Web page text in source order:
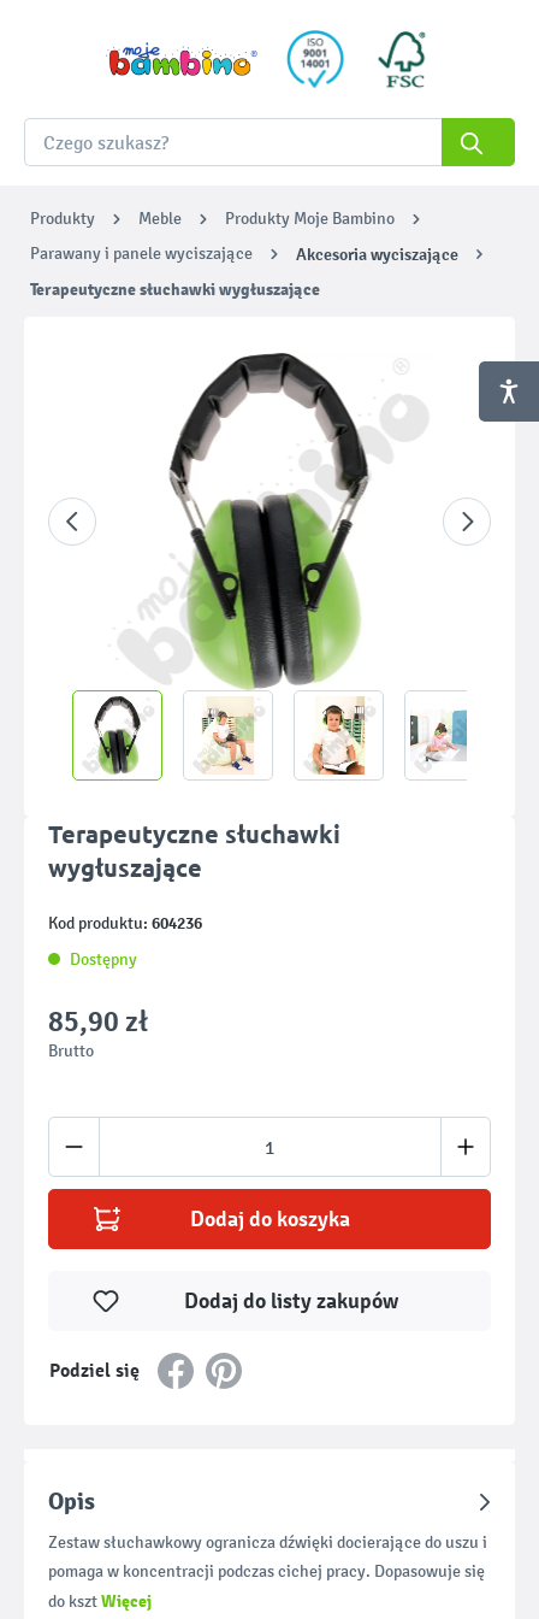
Produkty Meble
Produkty Moje Bambino
Parawany i panele wyciszające
Akcesoria wyciszające
Terapeutyczne słuchawki wygłuszające
Terapeutyczne słuchawki
wygłuszające
Kod produktu: 604236
Dostępny
85,90 zł
Brutto
Ilość produktu: Wprowadź żądaną ilość
Dodaj do koszyka
Podziel się
Dodaj do listy zakupów
Opis
Zestaw słuchawkowy ogranicza dźwięki docierające do uszu i
pomaga w koncentracji podczas cichej pracy. Dopasowuje się
do ksztWięcej